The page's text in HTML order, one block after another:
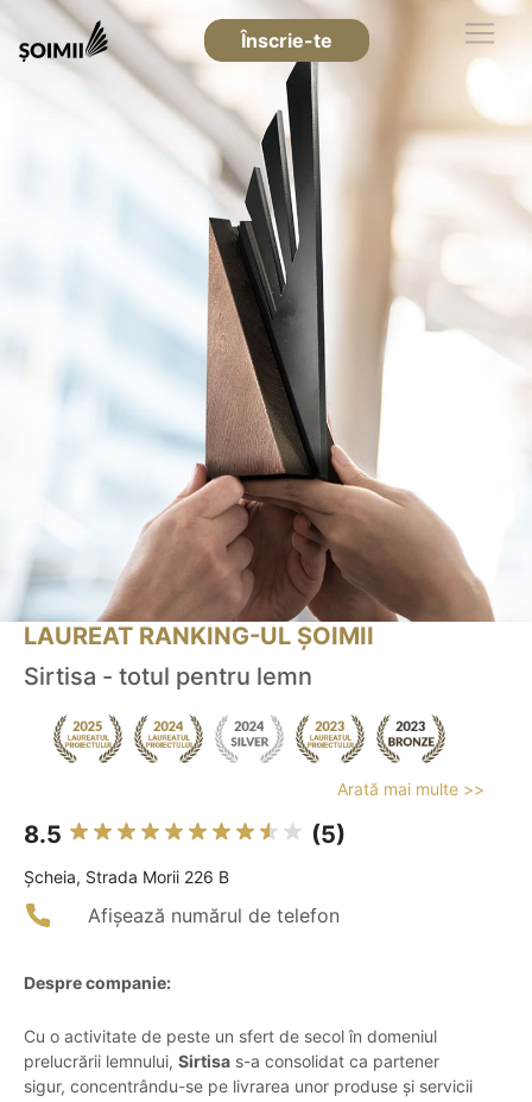
Înscrie-te
LAUREAT RANKING-UL ȘOIMII
Sirtisa - totul pentru lemn
Arată mai multe >>
8.5 (5)
Şcheia, Strada Morii 226 B
Afișează numărul de telefon
Despre companie:
Cu o activitate de peste un sfert de secol în domeniul
prelucrării lemnului, Sirtisa s-a consolidat ca partener
sigur, concentrându-se pe livrarea unor produse și servicii